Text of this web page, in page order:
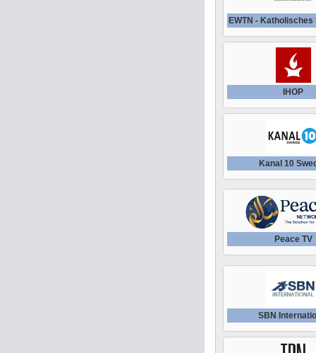
EWTN - Katholisches
IHOP
Kanal 10
Peace TV
SBN